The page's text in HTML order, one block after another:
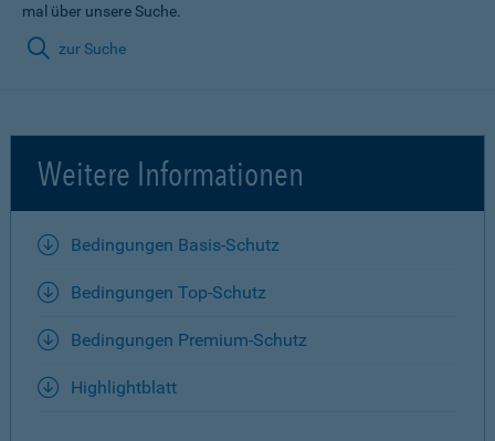
mal über unsere Suche.
zur Suche
Weitere Informationen
Bedingungen Basis-Schutz
Bedingungen Top-Schutz
Bedingungen Premium-Schutz
Highlightblatt